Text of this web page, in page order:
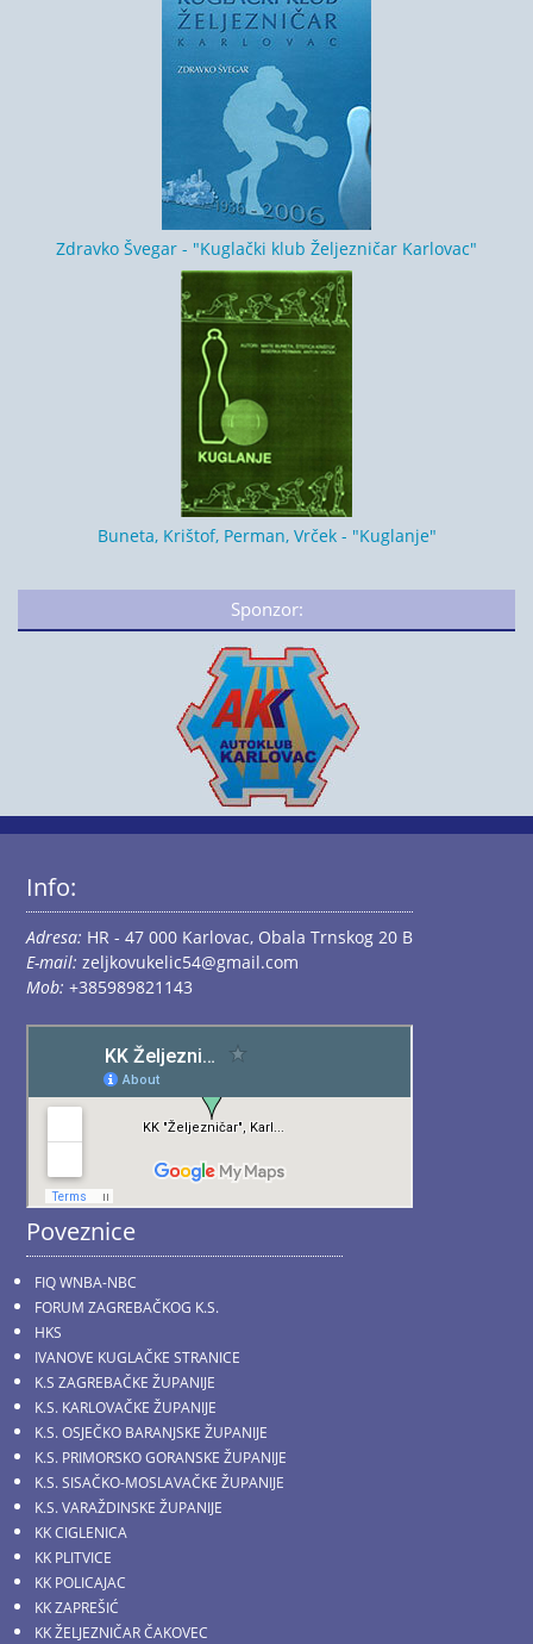
Zdravko Švegar - "Kuglački klub Željezničar Karlovac"
Buneta, Krištof, Perman, Vrček - "Kuglanje"
Sponzor:
Info:
Adresa: HR - 47 000 Karlovac, Obala Trnskog 20 B
E-mail: zeljkovukelic54@gmail.com
Mob: +385989821143
Poveznice
FIQ WNBA-NBC
FORUM ZAGREBAČKOG K.S.
HKS
IVANOVE KUGLAČKE STRANICE
K.S ZAGREBAČKE ŽUPANIJE
K.S. KARLOVAČKE ŽUPANIJE
K.S. OSJEČKO BARANJSKE ŽUPANIJE
K.S. PRIMORSKO GORANSKE ŽUPANIJE
K.S. SISAČKO-MOSLAVAČKE ŽUPANIJE
K.S. VARAŽDINSKE ŽUPANIJE
KK CIGLENICA
KK PLITVICE
KK POLICAJAC
KK ZAPREŠIĆ
KK ŽELJEZNIČAR ČAKOVEC